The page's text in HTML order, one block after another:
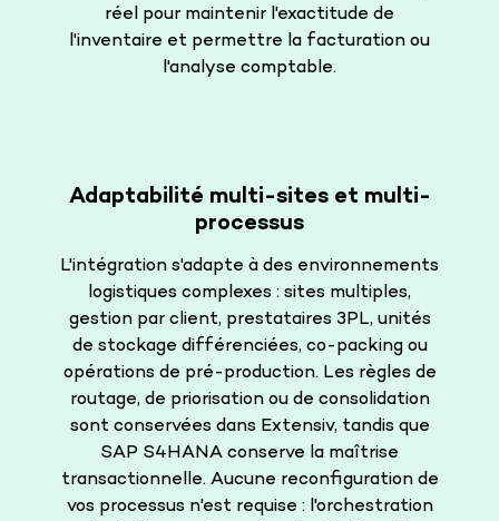
réel pour maintenir l'exactitude de
l'inventaire et permettre la facturation ou
l'analyse comptable.
Adaptabilité multi-sites et multi-
processus
L'intégration s'adapte à des environnements
logistiques complexes : sites multiples,
gestion par client, prestataires 3PL, unités
de stockage différenciées, co-packing ou
opérations de pré-production. Les règles de
routage, de priorisation ou de consolidation
sont conservées dans Extensiv, tandis que
SAP S4HANA conserve la maîtrise
transactionnelle. Aucune reconfiguration de
vos processus n'est requise : l'orchestration